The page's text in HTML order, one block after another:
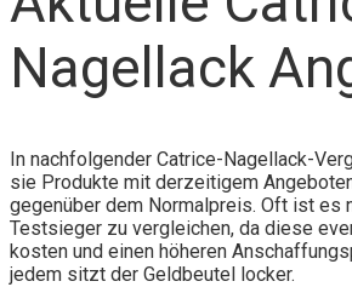
Nagellack
In nachfolgender Catrice-Nagellack-
sie Produkte mit derzeitigem
gegenüber dem Normalpreis. Oft ist es
Testsieger zu vergleichen, da diese
kosten und einen höheren
jedem sitzt der Geldbeutel locker.